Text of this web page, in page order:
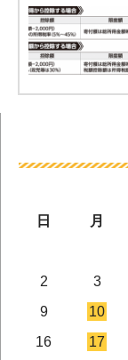
日
月
2
3
9
10
16
17